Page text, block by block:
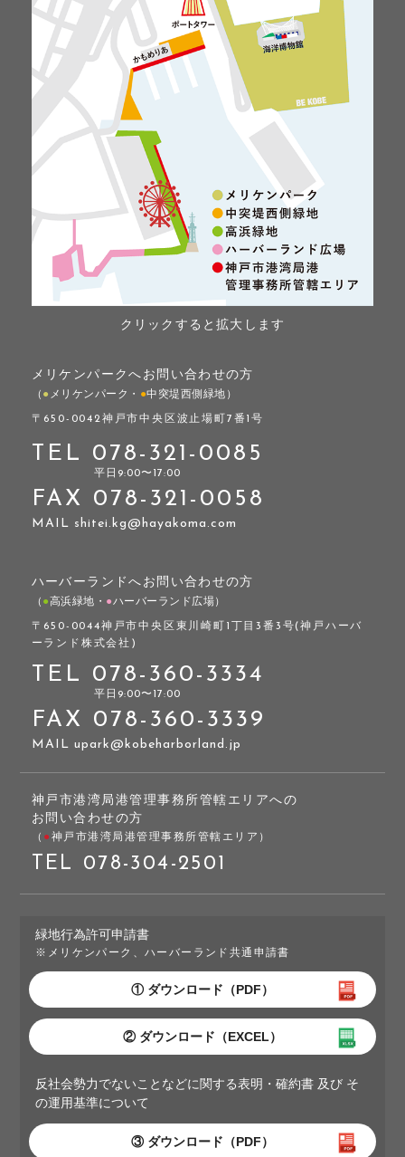
クリックすると拡大します
メリケンパークへお問い合わせの方
（ ● メリケンパーク・ ●中突堤西側緑地）
〒650-0042神戸市中央区波止場町7番1号
TEL 078-321-0085
平⽇9:00〜17:00
FAX 078-321-0058
MAIL shitei.kg@hayakoma.com
ハーバーランドへお問い合わせの方
（ ● 高浜緑地・ ●ハーバーランド広場）
〒650-0044神戸市中央区東川崎町1丁目3番3号(神戸ハーバ
ーランド株式会社)
TEL 078-360-3334
平⽇9:00〜17:00
FAX 078-360-3339
MAIL upark@kobeharborland.jp
神戸市港湾局港管理事務所管轄エリアへの
お問い合わせの方
（ ● 神戸市港湾局港管理事務所管轄エリア）
TEL 078-304-2501
緑地行為許可申請書
※メリケンパーク、ハーバーランド共通申請書
① ダウンロード（PDF）
② ダウンロード（EXCEL）
反社会勢力でないことなどに関する表明・確約書 及び そ
の運用基準について
③ ダウンロード（PDF）